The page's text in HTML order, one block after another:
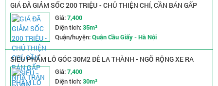
GIÁ ĐÃ GIẢM SỐC 200 TRIỆU - CHỦ THIỆN CHÍ, CẦN BÁN GẤP
NHÀ TRẦN QUỐC VƯỢNG - NGÕ NÔNG RỘNG - 2 MẶT THOÁNG
Giá:7,400
Diện tích:35m²
Quận/huyện:Quận Cầu Giấy - Hà Nội
SIÊU PHẨM LÔ GÓC 30M2 ĐÊ LA THÀNH - NGÕ RỘNG XE RA
VÀO THOẢI MÁI - GIÁ CHỈ NHỈNH 7 TỶ
Giá:7,400
Diện tích:30m²